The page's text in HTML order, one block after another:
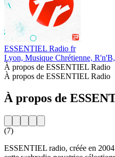
ESSENTIEL Radio fr
Lyon, Musique Chrétienne,
À propos de ESSENTIEL Radio
À propos de ESSENTIEL Radio
À propos de
(7)
ESSENTIEL radio, créée en